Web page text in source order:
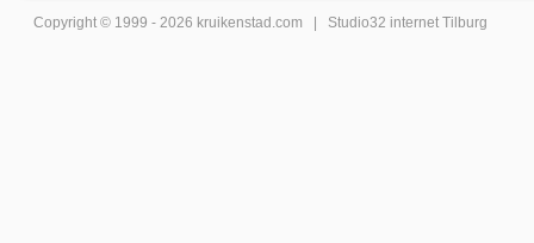
Copyright © 1999 - 2026 kruikenstad .com | Studio32 internet Tilburg